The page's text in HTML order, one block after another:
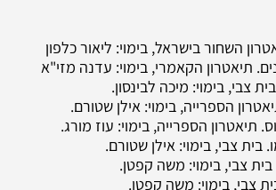
תיאטרון הקאמרי, בימוי: עדנה מזי"א
צבי, בימוי: מיכה לבינסון.
הספרייה, בימוי: אילן שטורם.
בית צבי, בימוי: אילן שטורם.
צבי, בימוי: משה קפטן.